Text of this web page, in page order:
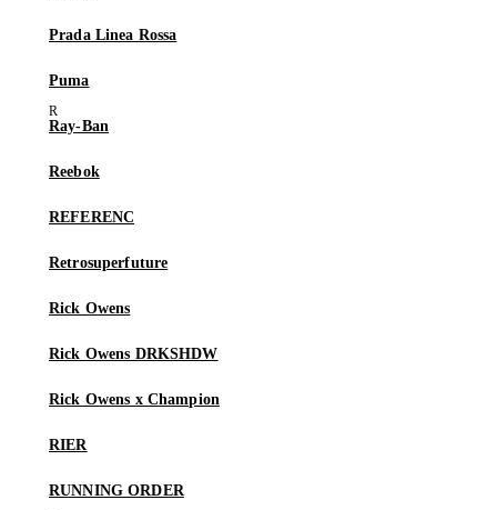
Prada Linea Rossa
Puma
Ray-Ban
Reebok
REFERENC
Retrosuperfuture
Rick Owens
Rick Owens DRKSHDW
Rick Owens x Champion
RIER
RUNNING ORDER